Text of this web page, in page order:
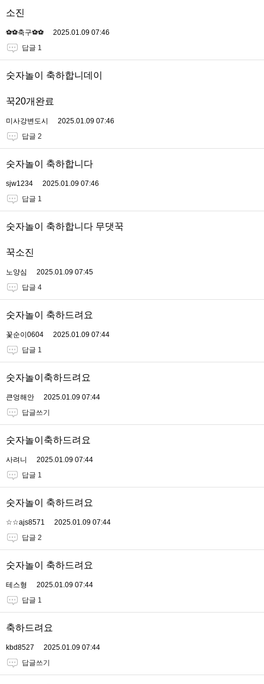
소진
⚽️⚽️축구⚽️⚽️
2025.01.09 07:46
답글 1
숫자놀이 축하합니데이
꾹20개완료
미사강변도시
2025.01.09 07:46
답글 2
숫자놀이 축하합니다
sjw1234
2025.01.09 07:46
답글 1
숫자놀이 축하합니다 무댓꾹
꾹소진
노양심
2025.01.09 07:45
답글 4
숫자놀이 축하드려요
꽃순이0604
2025.01.09 07:44
답글 1
숫자놀이축하드려요
큰엉해안
2025.01.09 07:44
답글쓰기
숫자놀이축하드려요
사려니
2025.01.09 07:44
답글 1
숫자놀이 축하드려요
☆☆ajs8571
2025.01.09 07:44
답글 2
숫자놀이 축하드려요
테스형
2025.01.09 07:44
답글 1
축하드려요
kbd8527
2025.01.09 07:44
답글쓰기